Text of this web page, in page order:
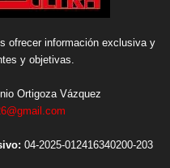
ofrecer información exclusiva y
y objetivas.
Ortigoza Vázquez
04-2025-012416340200-203